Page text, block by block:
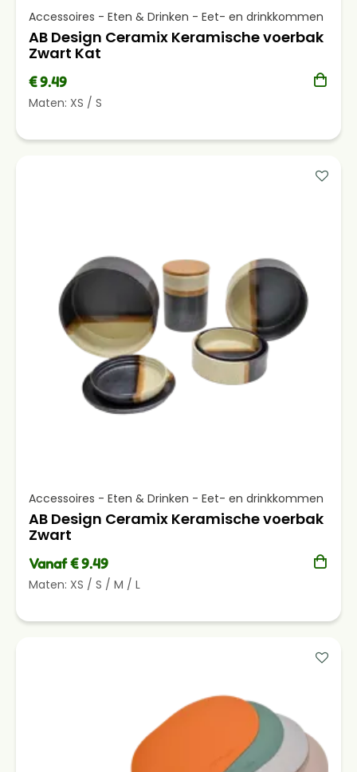
Accessoires - Eten & Drinken - Eet- en drinkkommen
AB Design Ceramix Keramische voerbak
Zwart Kat
€ 9.49
Maten: XS / S
Accessoires - Eten & Drinken - Eet- en drinkkommen
AB Design Ceramix Keramische voerbak
Zwart
Vanaf € 9.49
Maten: XS / S / M / L